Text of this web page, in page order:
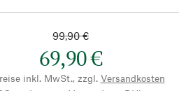
99,90 €
69,90 €
inkl. MwSt., zzgl. Versandkosten